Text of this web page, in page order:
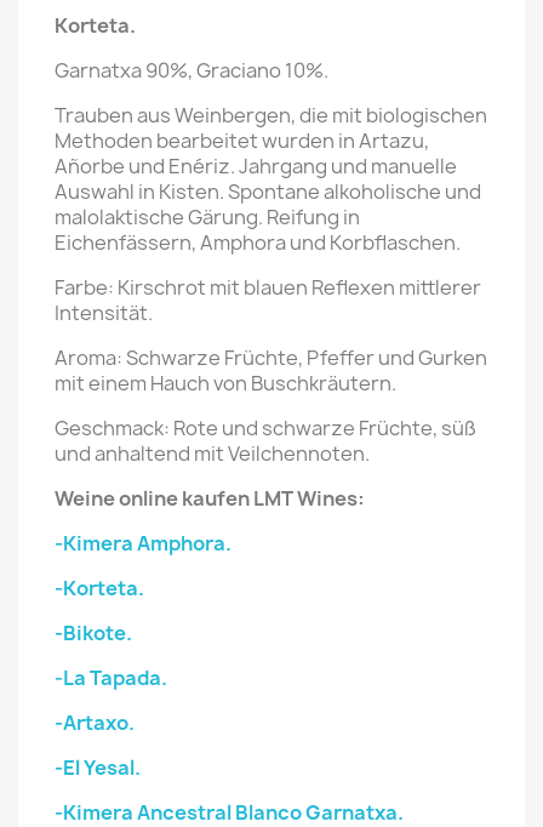
Korteta.
Garnatxa 90%, Graciano 10%.
Trauben aus Weinbergen, die mit biologischen
Methoden bearbeitet wurden in Artazu,
Añorbe und Enériz. Jahrgang und manuelle
Auswahl in Kisten. Spontane alkoholische und
malolaktische Gärung. Reifung in
Eichenfässern, Amphora und Korbflaschen.
Farbe: Kirschrot mit blauen Reflexen mittlerer
Intensität.
Aroma: Schwarze Früchte, Pfeffer und Gurken
mit einem Hauch von Buschkräutern.
Geschmack: Rote und schwarze Früchte, süß
und anhaltend mit Veilchennoten.
Weine online kaufen LMT Wines:
-Kimera Amphora.
-Korteta.
-Bikote.
-La Tapada.
-Artaxo.
-El Yesal.
-Kimera Ancestral Blanco Garnatxa.